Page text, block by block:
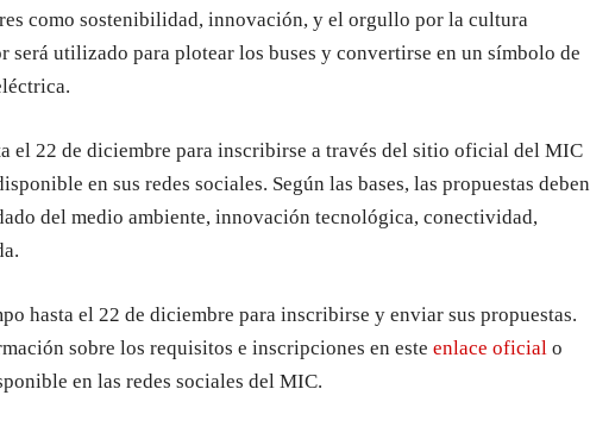
como sostenibilidad, innovación, y el orgullo por la cultura
será utilizado para plotear los buses y convertirse en un símbolo de
el 22 de diciembre para inscribirse a través del sitio oficial del MIC
en sus redes sociales. Según las bases, las propuestas deben
del medio ambiente, innovación tecnológica, conectividad,
hasta el 22 de diciembre para inscribirse y enviar sus propuestas.
sobre los requisitos e inscripciones en este enlace oficial o
en las redes sociales del MIC.